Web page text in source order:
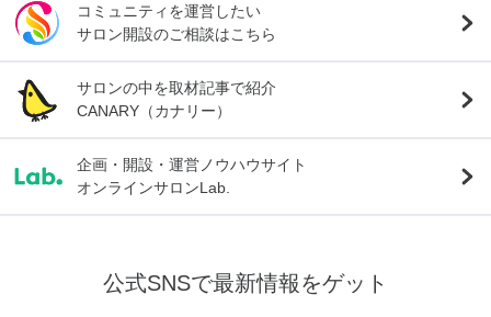
コミュニティを運営したい
サロン開設のご相談はこちら
サロンの中を取材記事で紹介
CANARY（カナリー）
企画・開設・運営ノウハウサイト
オンラインサロンLab.
公式SNSで最新情報をゲット